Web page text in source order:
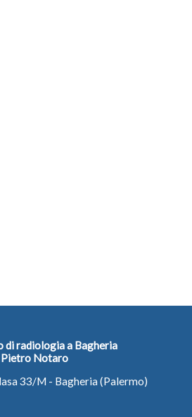
di radiologia a Bagheria
Notaro
33/M - Bagheria (Palermo)